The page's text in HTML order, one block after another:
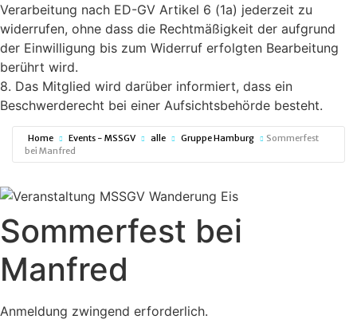
Verarbeitung nach ED-GV Artikel 6 (1a) jederzeit zu
widerrufen, ohne dass die Rechtmäßigkeit der aufgrund
der Einwilligung bis zum Widerruf erfolgten Bearbeitung
berührt wird.
8. Das Mitglied wird darüber informiert, dass ein
Beschwerderecht bei einer Aufsichtsbehörde besteht.
Home Events - MSSGV alle Gruppe Hamburg
Sommerfest
bei Manfred
Sommerfest bei
Manfred
Anmeldung zwingend erforderlich.